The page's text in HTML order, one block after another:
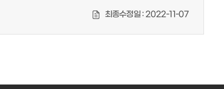
최종수정일 : 2022-11-07